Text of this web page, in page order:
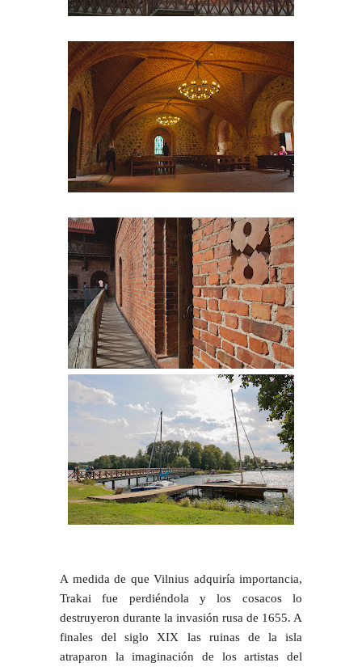
A medida de que Vilnius adquiría importancia,
Trakai fue perdiéndola y los cosacos lo
destruyeron durante la invasión rusa de 1655. A
finales del siglo XIX las ruinas de la isla
atraparon la imaginación de los artistas del